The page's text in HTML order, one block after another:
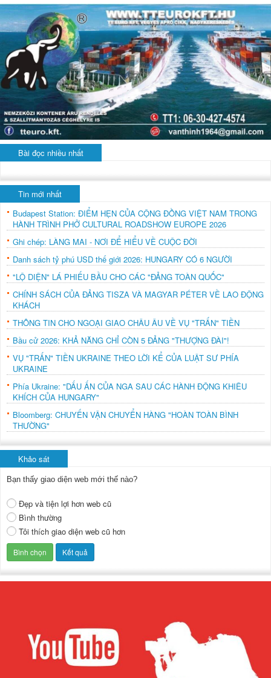
Bài đọc nhiều nhất
Tin mới nhất
Budapest Station: ĐIỂM HẸN CỦA CỘNG ĐỒNG VIỆT NAM TRONG
HÀNH TRÌNH PHỞ CULTURAL ROADSHOW EUROPE 2026
Ghi chép: LÀNG MAI - NƠI ĐỂ HIỂU VỀ CUỘC ĐỜI
Danh sách tỷ phú USD thế giới 2026: HUNGARY CÓ 6 NGƯỜI
"LỘ DIỆN" LÁ PHIẾU BẦU CHO CÁC "ĐẢNG TOÀN QUỐC"
CHÍNH SÁCH CỦA ĐẢNG TISZA VÀ MAGYAR PÉTER VỀ LAO ĐỘNG
KHÁCH
THÔNG TIN CHO NGOẠI GIAO CHÂU ÂU VỀ VỤ "TRẤN" TIỀN
Bầu cử 2026: KHẢ NĂNG CHỈ CÒN 5 ĐẢNG "THƯỢNG ĐÀI"!
VỤ "TRẤN" TIỀN UKRAINE THEO LỜI KỂ CỦA LUẬT SƯ PHÍA
UKRAINE
Phía Ukraine: "DẤU ẤN CỦA NGA SAU CÁC HÀNH ĐỘNG KHIÊU
KHÍCH CỦA HUNGARY"
Bloomberg: CHUYẾN VẬN CHUYỂN HÀNG "HOÀN TOÀN BÌNH
THƯỜNG"
Khảo sát
Bạn thấy giao diện web mới thế nào?
Đẹp và tiện lợi hơn web cũ
Bình thường
Tôi thích giao diện web cũ hơn